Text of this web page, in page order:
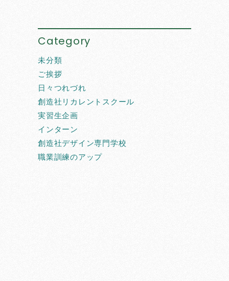
Category
未分類
ご挨拶
日々つれづれ
創造社リカレントスクール
実習生企画
インターン
創造社デザイン専門学校
職業訓練のアップ